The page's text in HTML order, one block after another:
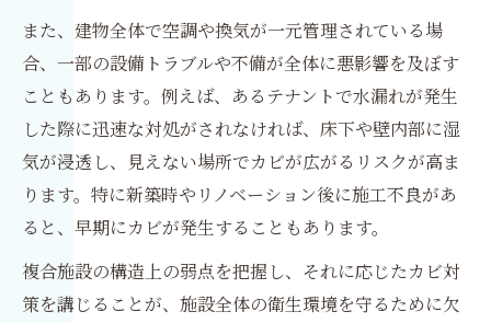
また、建物全体で空調や換気が一元管理されている場
合、一部の設備トラブルや不備が全体に悪影響を及ぼす
こともあります。例えば、あるテナントで水漏れが発生
した際に迅速な対処がされなければ、床下や壁内部に湿
気が浸透し、見えない場所でカビが広がるリスクが高ま
ります。特に新築時やリノベーション後に施工不良があ
ると、早期にカビが発生することもあります。
複合施設の構造上の弱点を把握し、それに応じたカビ対
策を講じることが、施設全体の衛生環境を守るために欠